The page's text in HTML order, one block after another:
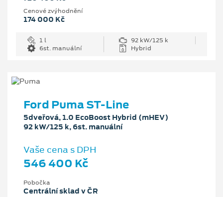
Cenové zvýhodnění
174 000 Kč
1 l
92 kW/125 k
6st. manuální
Hybrid
Ford Puma ST-Line
5dveřová, 1.0 EcoBoost Hybrid (mHEV)
92 kW/125 k, 6st. manuální
Vaše cena s DPH
546 400 Kč
Pobočka
Centrální sklad v ČR